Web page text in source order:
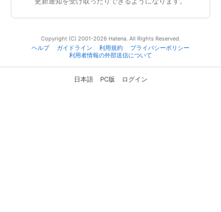
Copyright (C) 2001-2026 Hatena. All Rights Reserved.
ヘルプ
ガイドライン 利用規約
プライバシーポリシー
利用者情報の外部送信について
日本語 PC版 ログイン